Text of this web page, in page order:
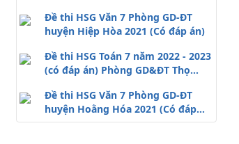
Đề thi HSG Văn 7 Phòng GD-ĐT
huyện Hiệp Hòa 2021 (Có đáp án)
Đề thi HSG Toán 7 năm 2022 - 2023
(có đáp án) Phòng GD&ĐT Thọ
Đề thi HSG Văn 7 Phòng GD-ĐT
huyện Hoằng Hóa 2021 (Có đáp
án)